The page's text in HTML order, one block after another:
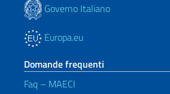
Governo Italiano
Europa.eu
Domande frequenti
Faq – MAECI